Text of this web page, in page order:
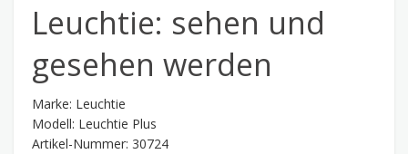
Leuchtie: sehen und
gesehen werden
Marke: Leuchtie
Modell: Leuchtie Plus
Artikel-Nummer: 30724